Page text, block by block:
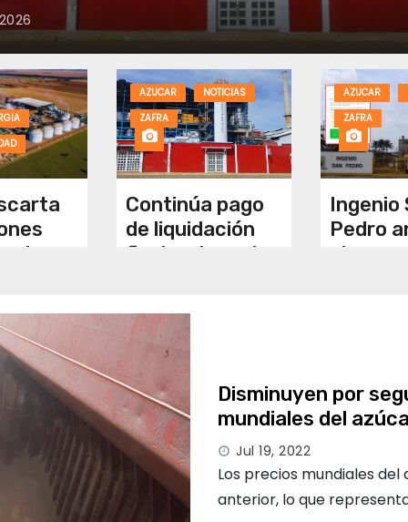
AZUCAR
NOTICIAS
ZAFRA
Continúa pago
de liquidación
final en Ingenio
de 150 pesos
AZUCAR
ZAFRA
Ingenio
Pedro
cierre;
Disminuyen por
mundiales del
Jul 19, 2022
Los precios mundiales del
anterior, lo que